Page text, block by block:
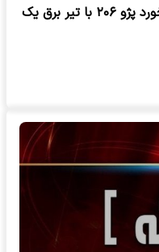
جزئیات حادثه مرگبار در تهران | برخورد پژو ۲۰۶ با تیر برق یک